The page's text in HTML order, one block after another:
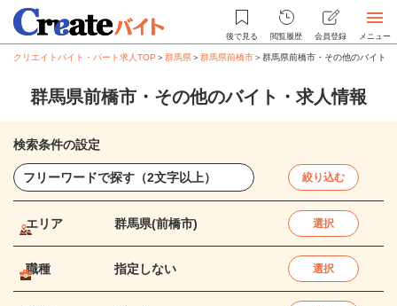
後で見る 閲覧履歴 会員登録 メニュー
クリエイトバイト・パート求人TOP ＞群馬県＞群馬県前橋市＞群馬県前橋市・その他のバイト
群馬県前橋市・その他のバイト・求人情報
検索条件の設定
絞り込む
エリア 群馬県(前橋市) 選択
職種 指定しない 選択